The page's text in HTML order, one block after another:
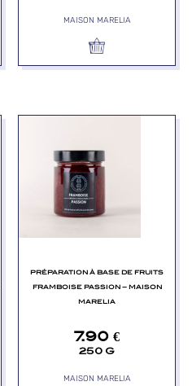
MAISON MARELIA
PRÉPARATION À BASE DE FRUITS
FRAMBOISE PASSION – MAISON
MARELIA
7.90 €
250 G
MAISON MARELIA